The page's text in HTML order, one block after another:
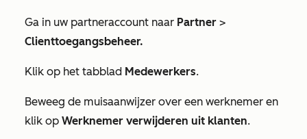
Ga in uw partneraccount naar Partner >
Clienttoegangsbeheer.
Klik op het tabblad Medewerkers.
Beweeg de muisaanwijzer over een werknemer en
klik op Werknemer verwijderen uit klanten.